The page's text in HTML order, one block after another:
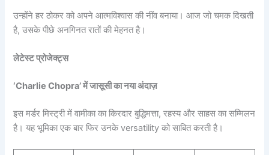
उन्होंने हर ठोकर को अपने आत्मविश्वास की नींव बनाया। आज जो चमक दिखती
है, उसके पीछे अनगिनत रातों की मेहनत है।
लेटेस्ट प्रोजेक्ट्स
‘Charlie Chopra’ में जासूसी का नया अंदाज़
इस मर्डर मिस्ट्री में वामीका का किरदार बुद्धिमत्ता, रहस्य और साहस का सम्मिलन
है। यह भूमिका एक बार फिर उनके versatility को साबित करती है।